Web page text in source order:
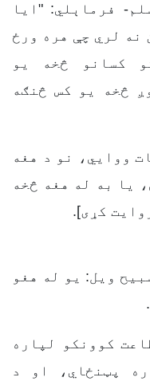
فرماېلي: "ایا
نه لري چې هره ورځ
کسانو څخه یو
څخه یو کس څنګه
ووایي، نو د هغه
یا به له هغه څخه
کړی].
ویل: یو له هغو
کوونکو لپاره
پټنځاي، او د